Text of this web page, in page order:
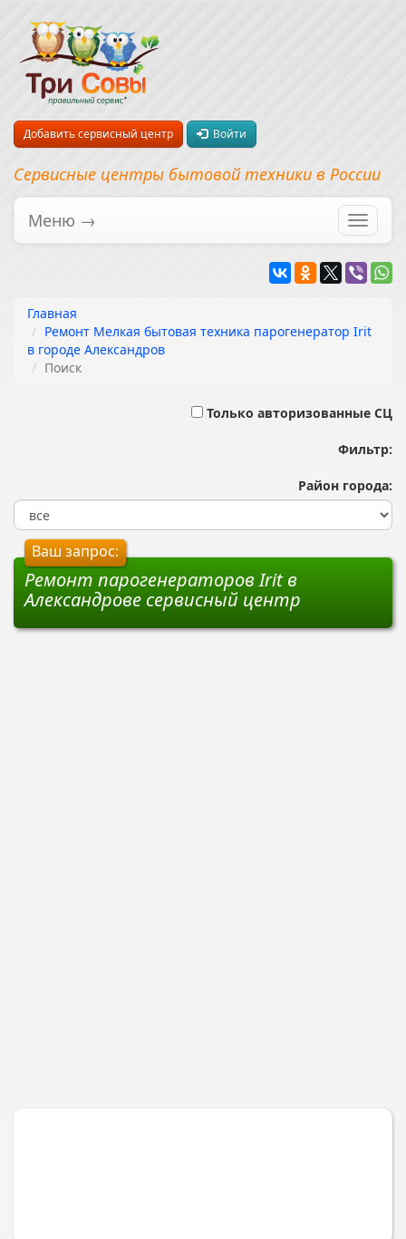
Добавить сервисный центр Войти
Сервисные центры бытовой техники в России
Меню →
Главная
Ремонт Мелкая бытовая техника парогенератор Irit
в городе Александров
Поиск
Только авторизованные СЦ
Фильтр:
Район города:
Ваш запрос:
Ремонт парогенераторов Irit в
Александрове сервисный центр